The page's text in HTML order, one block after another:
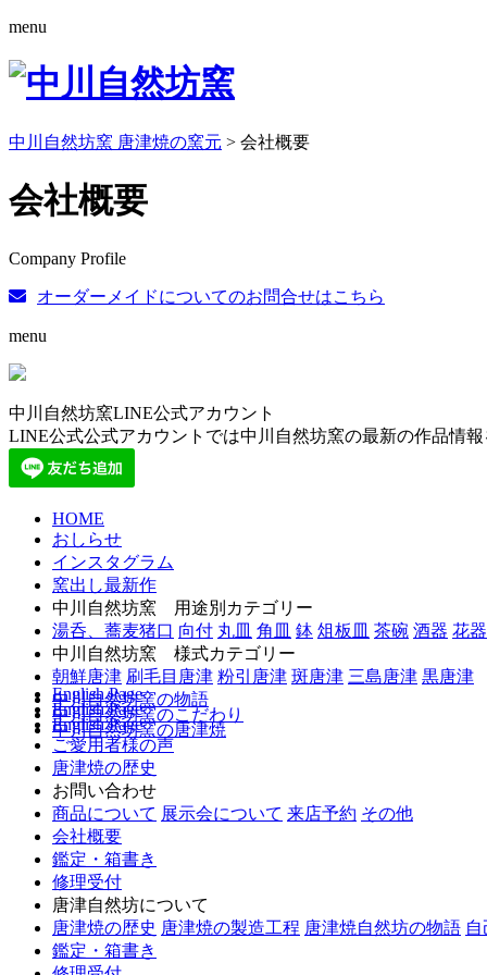
menu
中川自然坊窯 唐津焼の窯元 > 会社概要
会社概要
Company Profile
オーダーメイドについてのお問合せはこちら
menu
中川自然坊窯LINE公式アカウント
LINE公式公式アカウントでは中川自然坊窯の最新の作品情報
HOME
おしらせ
インスタグラム
窯出し最新作
中川自然坊窯 用途別カテゴリー
湯呑、蕎麦猪口 向付 丸皿 角皿 鉢 俎板皿 茶碗 酒器 花器
中川自然坊窯 様式カテゴリー
朝鮮唐津 刷毛目唐津 粉引唐津 斑唐津 三島唐津 黒唐津
中川自然坊窯の物語
English Page
中川自然坊窯のこだわり
English Page
中川自然坊窯の唐津焼
English Page
ご愛用者様の声
唐津焼の歴史
お問い合わせ
商品について 展示会について 来店予約 その他
会社概要
鑑定・箱書き
修理受付
唐津自然坊について
唐津焼の歴史 唐津焼の製造工程 唐津焼自然坊の物語
鑑定・箱書き